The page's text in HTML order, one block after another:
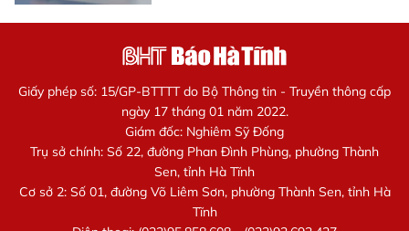
Giấy phép số: 15/GP-BTTTT do Bộ Thông tin - Truyền thông cấp
ngày 17 tháng 01 năm 2022.
Giám đốc: Nghiêm Sỹ Đống
Trụ sở chính: Số 22, đường Phan Đình Phùng, phường Thành
Sen, tỉnh Hà Tĩnh
Cơ sở 2: Số 01, đường Võ Liêm Sơn, phường Thành Sen, tỉnh Hà
Tĩnh